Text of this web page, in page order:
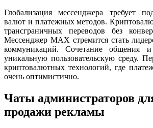
Глобализация мессенджера требует
валют и платежных методов.
трансграничных переводов без
Мессенджер MAX стремится стать
коммуникаций. Сочетание общения и
уникальную пользовательскую среду.
криптовалютных технологий, где
очень оптимистично.
Чаты администраторов
продажи рекламы